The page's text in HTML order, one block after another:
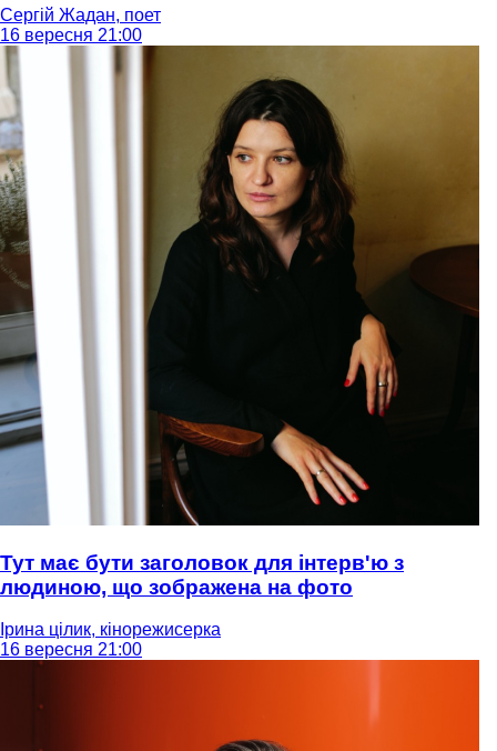
Сергій Жадан, поет
16 вересня 21:00
Тут має бути заголовок для інтерв'ю з
людиною, що зображена на фото
Ірина цілик, кінорежисерка
16 вересня 21:00